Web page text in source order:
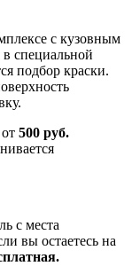
с кузовным
специальной
подбор краски.
500 руб.
с места
вы остаетесь на